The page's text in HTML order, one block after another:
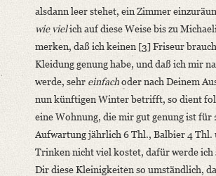
alsdann leer stehet, ein Zimmer
wie vielich auf diese Weise bis zu
merken, daß ich keinen [3] Friseur
Kleidung genung habe, und daß ich mir
werde, sehr einfachoder nach Deinem
nun künftigen Winter betrifft, so dient
eine Wohnung, die mir gut genung ist für
Aufwartung jährlich 6 Thl., Balbier 4 Thl.
Trinken nicht viel kostet, dafür werde ich
Dir diese Kleinigkeiten so umständlich,